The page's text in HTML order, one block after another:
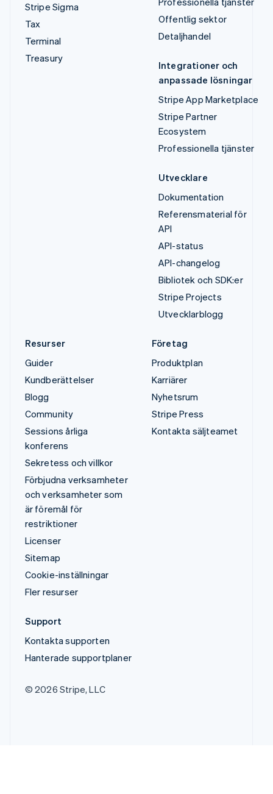
Stripe Sigma
Tax
Terminal
Treasury
Offentlig sektor
Detaljhandel
Integrationer och
anpassade lösningar
Stripe App Marketplace
Stripe Partner
Ecosystem
Professionella tjänster
Utvecklare
Dokumentation
Referensmaterial för
API
API-status
API-changelog
Bibliotek och SDK:er
Stripe Projects
Utvecklarblogg
Resurser
Guider
Kundberättelser
Blogg
Community
Sessions årliga
konferens
Sekretess och villkor
Förbjudna verksamheter
och verksamheter som
är föremål för
restriktioner
Licenser
Sitemap
Cookie-inställningar
Fler resurser
Företag
Produktplan
Karriärer
Nyhetsrum
Stripe Press
Kontakta säljteamet
Support
Kontakta supporten
Hanterade supportplaner
© 2026 Stripe, LLC